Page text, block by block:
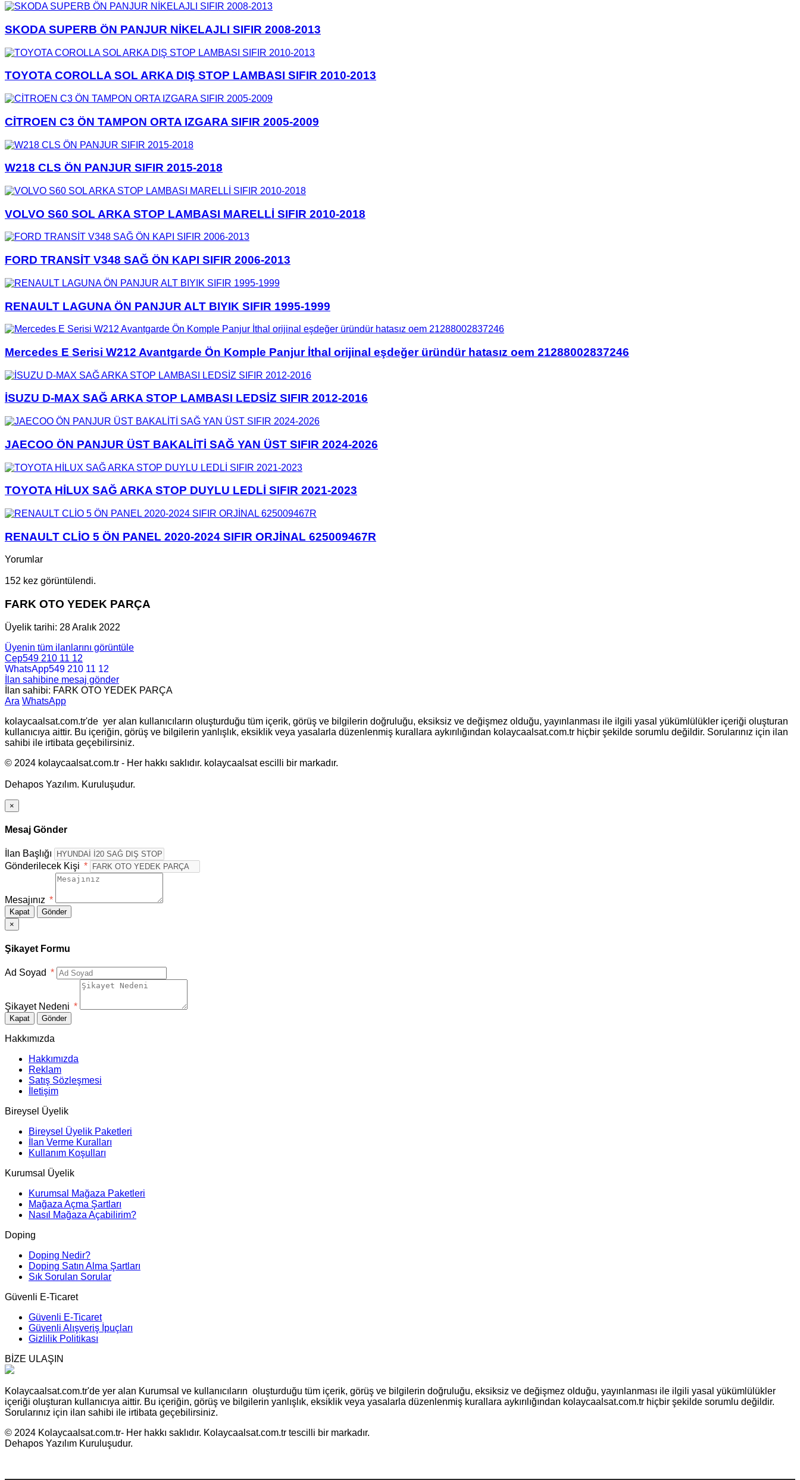
SKODA SUPERB ÖN PANJUR NİKELAJLI SIFIR 2008-2013
TOYOTA COROLLA SOL ARKA DIŞ STOP LAMBASI SIFIR 2010-2013
CİTROEN C3 ÖN TAMPON ORTA IZGARA SIFIR 2005-2009
W218 CLS ÖN PANJUR SIFIR 2015-2018
VOLVO S60 SOL ARKA STOP LAMBASI MARELLİ SIFIR 2010-2018
FORD TRANSİT V348 SAĞ ÖN KAPI SIFIR 2006-2013
RENAULT LAGUNA ÖN PANJUR ALT BIYIK SIFIR 1995-1999
Mercedes E Serisi W212 Avantgarde Ön Komple Panjur İthal orijinal eşdeğer üründür hatasız oem 21288002837246
İSUZU D-MAX SAĞ ARKA STOP LAMBASI LEDSİZ SIFIR 2012-2016
JAECOO ÖN PANJUR ÜST BAKALİTİ SAĞ YAN ÜST SIFIR 2024-2026
TOYOTA HİLUX SAĞ ARKA STOP DUYLU LEDLİ SIFIR 2021-2023
RENAULT CLİO 5 ÖN PANEL 2020-2024 SIFIR ORJİNAL 625009467R
Yorumlar
152 kez görüntülendi.
FARK OTO YEDEK PARÇA
Üyelik tarihi: 28 Aralık 2022
Üyenin tüm ilanlarını görüntüle
Cep549 210 11 12
WhatsApp549 210 11 12
İlan sahibine mesaj gönder
İlan sahibi: FARK OTO YEDEK PARÇA
Ara WhatsApp
kolaycaalsat.com.tr'de yer alan kullanıcıların oluşturduğu tüm içerik, görüş ve bilgilerin doğruluğu, eksiksiz ve değişmez olduğu, yayınlanması ile ilgili yasal yükümlülükler içeriği oluşturan
kullanıcıya aittir. Bu içeriğin, görüş ve bilgilerin yanlışlık, eksiklik veya yasalarla düzenlenmiş kurallara aykırılığından kolaycaalsat.com.tr hiçbir şekilde sorumlu değildir. Sorularınız için ilan
sahibi ile irtibata geçebilirsiniz.
© 2024 kolaycaalsat.com.tr - Her hakkı saklıdır. kolaycaalsat escilli bir markadır.
Dehapos Yazılım. Kuruluşudur.
×
Mesaj Gönder
İlan Başlığı
Gönderilecek Kişi *
Mesajınız *
Kapat
Gönder
×
Şikayet Formu
Ad Soyad *
Şikayet Nedeni *
Kapat Gönder
Hakkımızda
Hakkımızda
Reklam
Satış Sözleşmesi
İletişim
Bireysel Üyelik
Bireysel Üyelik Paketleri
İlan Verme Kuralları
Kullanım Koşulları
Kurumsal Üyelik
Kurumsal Mağaza Paketleri
Mağaza Açma Şartları
Nasıl Mağaza Açabilirim?
Doping
Doping Nedir?
Doping Satın Alma Şartları
Sık Sorulan Sorular
Güvenli E-Ticaret
Güvenli E-Ticaret
Güvenli Alışveriş İpuçları
Gizlilik Politikası
BİZE ULAŞIN
Kolaycaalsat.com.tr'de yer alan Kurumsal ve kullanıcıların oluşturduğu tüm içerik, görüş ve bilgilerin doğruluğu, eksiksiz ve değişmez olduğu, yayınlanması ile ilgili yasal yükümlülükler
içeriği oluşturan kullanıcıya aittir. Bu içeriğin, görüş ve bilgilerin yanlışlık, eksiklik veya yasalarla düzenlenmiş kurallara aykırılığından kolaycaalsat.com.tr hiçbir şekilde sorumlu değildir.
Sorularınız için ilan sahibi ile irtibata geçebilirsiniz.
© 2024 Kolaycaalsat.com.tr- Her hakkı saklıdır. Kolaycaalsat.com.tr tescilli bir markadır.
Dehapos Yazılım Kuruluşudur.